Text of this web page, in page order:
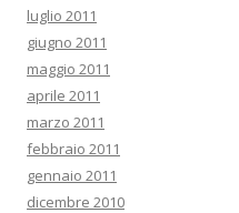
luglio 2011
giugno 2011
maggio 2011
aprile 2011
marzo 2011
febbraio 2011
gennaio 2011
dicembre 2010